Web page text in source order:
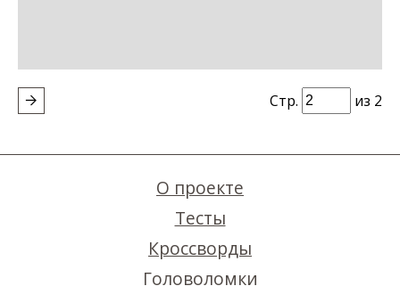
Стр. из 2
О проекте
Тесты
Кроссворды
Головоломки